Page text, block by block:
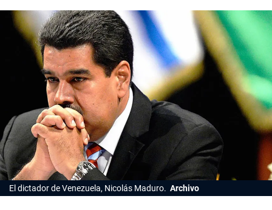
El dictador de Venezuela, Nicolás Maduro. Archivo